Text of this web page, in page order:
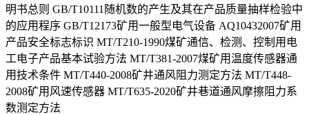
明书总则 GB/T10111随机数的产生及其在产品质量抽样检验中
的应用程序 GB/T12173矿用一般型电气设备 AQ10432007矿用
产品安全标志标识 MT/T210-1990煤矿通信、检测、控制用电
工电子产品基本试验方法 MT/T381-2007煤矿用温度传感器通
用技术条件 MT/T440-2008矿井通风阻力测定方法 MT/T448-
2008矿用风速传感器 MT/T635-2020矿井巷道通风摩擦阻力系
数测定方法